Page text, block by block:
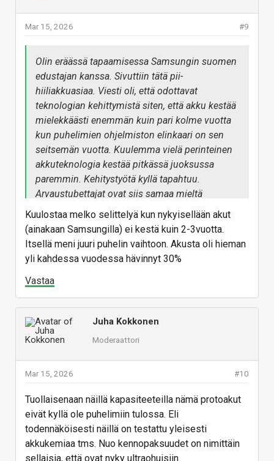
Omasta OnePlus 15:n 7300 mAh pii-hiiliakusta saa
kadota ainakin 50%, ennen kuin tulee tilanne että se
Vastaa
#9
Mar 15, 2026
Olin eräässä tapaamisessa Samsungin suomen
edustajan kanssa. Sivuttiin tätä pii-
hiiliakkuasiaa. Viesti oli, että odottavat
teknologian kehittymistä siten, että akku kestää
mielekkäästi enemmän kuin pari kolme vuotta
kun puhelimien ohjelmiston elinkaari on sen
seitsemän vuotta. Kuulemma vielä perinteinen
akkuteknologia kestää pitkässä juoksussa
paremmin. Kehitystyötä kyllä tapahtuu.
Arvaustubettajat ovat siis samaa mieltä
Samsungin edustajan kanssa.
Kuulostaa melko selittelyä kun nykyisellään akut
(ainakaan Samsungilla) ei kestä kuin 2-3vuotta.
Itsellä meni juuri puhelin vaihtoon. Akusta oli hieman
yli kahdessa vuodessa hävinnyt 30%
Vastaa
Juha Kokkonen
Moderaattori
#10
Mar 15, 2026
Tuollaisenaan näillä kapasiteeteilla nämä protoakut
eivät kyllä ole puhelimiin tulossa. Eli
todennäköisesti näillä on testattu yleisesti
akkukemiaa tms. Nuo kennopaksuudet on nimittäin
sellaisia, että ovat nyky ultraohuisiin